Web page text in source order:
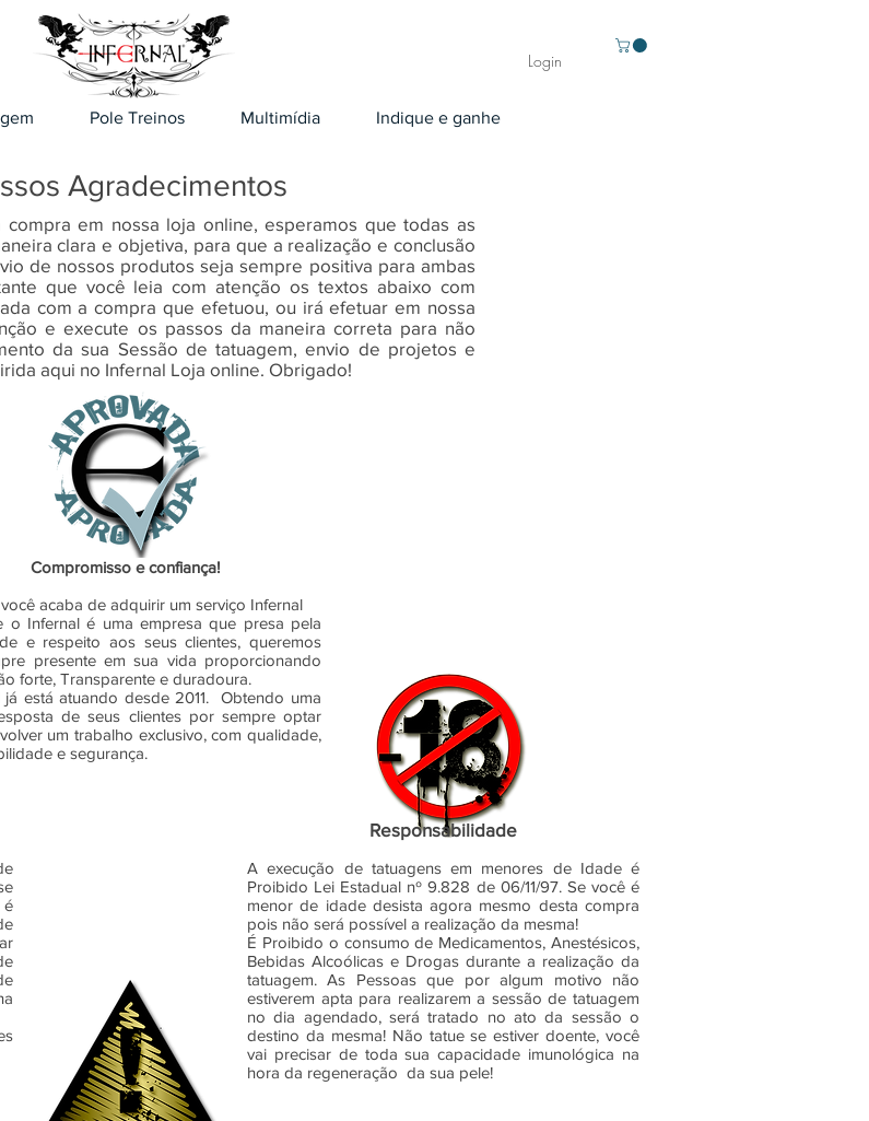
Login
Pole Treinos Multimídia Indique e ganhe
Agradecimentos
compra em nossa loja online, esperamos que todas as
clara e objetiva, para que a realização e conclusão
de nossos produtos seja sempre positiva para ambas
que você leia com atenção os textos abaixo com
com a compra que efetuou, ou irá efetuar em nossa
e execute os passos da maneira correta para não
da sua Sessão de tatuagem, envio de projetos e
aqui no Infernal Loja online. Obrigado!
Compromisso e confiança!
acaba de adquirir um serviço Infernal
o Infernal é uma empresa que presa pela
e respeito aos seus clientes, queremos
presente em sua vida proporcionando
forte, Transparente e duradoura.
já está atuando desde 2011. Obtendo uma
de seus clientes por sempre optar
um trabalho exclusivo, com qualidade,
e segurança.
é
Responsabilidade
A execução de tatuagens em menores de Idade é
Proibido Lei Estadual nº 9.828 de 06/11/97. Se você é
menor de idade desista agora mesmo desta compra
pois não será possível a realização da mesma!
É Proibido o consumo de Medicamentos, Anestésicos,
Bebidas Alcoólicas e Drogas durante a realização da
tatuagem. As Pessoas que por algum motivo não
estiverem apta para realizarem a sessão de tatuagem
no dia agendado, será tratado no ato da sessão o
destino da mesma! Não tatue se estiver doente, você
vai precisar de toda sua capacidade imunológica na
hora da regeneração da sua pele!